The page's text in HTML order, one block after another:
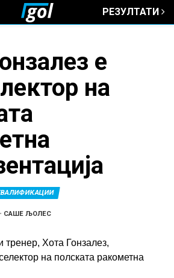
РЕЗУЛТАТИ
е
на
• САШЕ ЉОЛЕС
тренер, Хота Гонзалез,
на полската ракометна